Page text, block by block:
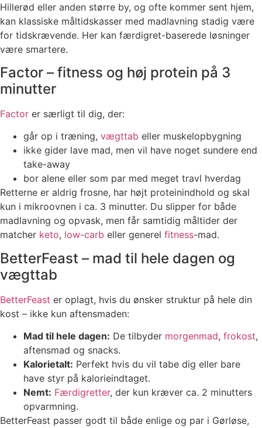
Hillerød eller anden større by, og ofte kommer sent hjem,
kan klassiske måltidskasser med madlavning stadig være
for tidskrævende. Her kan færdigret-baserede løsninger
være smartere.
Factor – fitness og høj protein på 3
minutter
Factor er særligt til dig, der:
går op i træning, vægttab eller muskelopbygning
ikke gider lave mad, men vil have noget sundere end
take-away
bor alene eller som par med meget travl hverdag
Retterne er aldrig frosne, har højt proteinindhold og skal
kun i mikroovnen i ca. 3 minutter. Du slipper for både
madlavning og opvask, men får samtidig måltider der
matcher keto, low-carb eller generel fitness-mad.
BetterFeast – mad til hele dagen og
vægttab
BetterFeast er oplagt, hvis du ønsker struktur på hele din
kost – ikke kun aftensmaden:
Mad til hele dagen: De tilbyder morgenmad, frokost,
aftensmad og snacks.
Kalorietalt: Perfekt hvis du vil tabe dig eller bare
have styr på kalorieindtaget.
Nemt: Færdigretter, der kun kræver ca. 2 minutters
opvarmning.
BetterFeast passer godt til både enlige og par i Gørløse,